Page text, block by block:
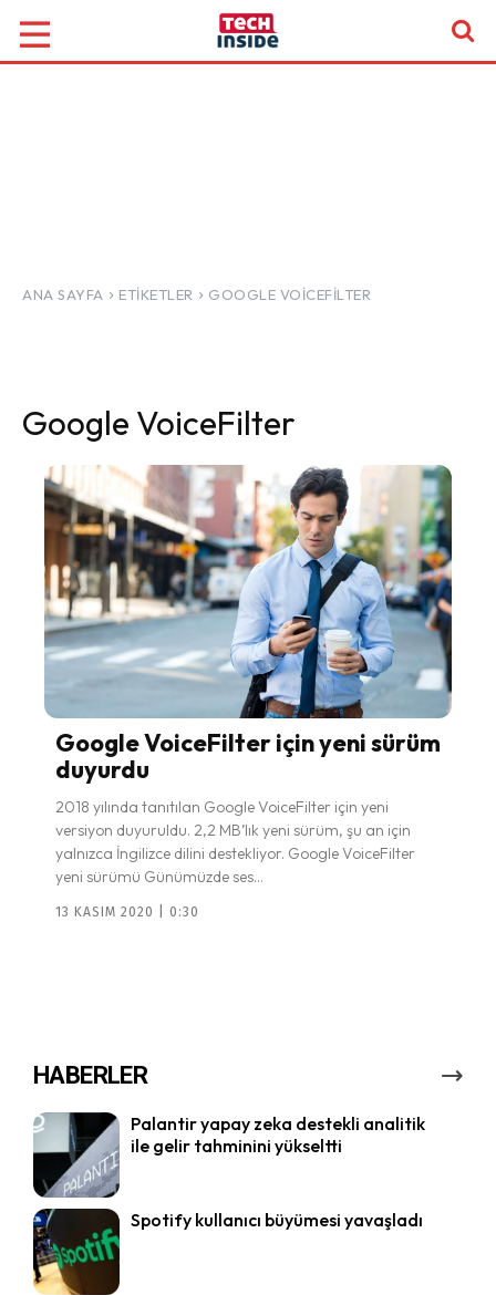
ANA SAYFA ETIKETLER GOOGLE VOICEFILTER
Google VoiceFilter
Google VoiceFilter için yeni sürüm
duyurdu
2018 yılında tanıtılan Google VoiceFilter için yeni
versiyon duyuruldu. 2,2 MB’lık yeni sürüm, şu an için
yalnızca İngilizce dilini destekliyor. Google VoiceFilter
yeni sürümü Günümüzde ses...
13 KASIM 2020 | 0:30
HABERLER
Palantir yapay zeka destekli analitik
ile gelir tahminini yükseltti
Spotify kullanıcı büyümesi yavaşladı